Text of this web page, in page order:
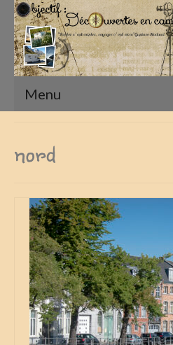
Menu
Présentation
Nos Camping-Cars
Notre matériel
nos compagnons
Nos Vadrouilles
France
nord